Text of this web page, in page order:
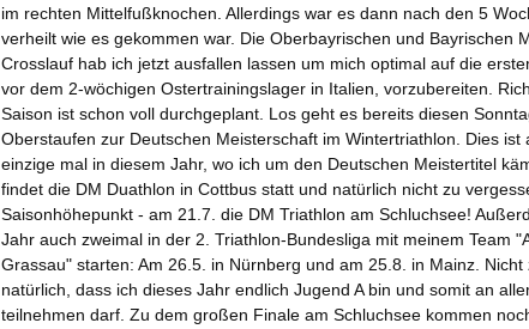
im rechten Mittelfußknochen. Allerdings war es dann nach den 5
verheilt wie es gekommen war. Die Oberbayrischen und Bayrischen
Crosslauf hab ich jetzt ausfallen lassen um mich optimal auf die
vor dem 2-wöchigen Ostertrainingslager in Italien, vorzubereiten.
Saison ist schon voll durchgeplant. Los geht es bereits diesen
Oberstaufen zur Deutschen Meisterschaft im Wintertriathlon. Dies ist
einzige mal in diesem Jahr, wo ich um den Deutschen Meistertitel
findet die DM Duathlon in Cottbus statt und natürlich nicht zu
Saisonhöhepunkt - am 21.7. die DM Triathlon am Schluchsee!
Jahr auch zweimal in der 2. Triathlon-Bundesliga mit meinem Team
Grassau" starten: Am 26.5. in Nürnberg und am 25.8. in Mainz. Nicht
natürlich, dass ich dieses Jahr endlich Jugend A bin und somit an
teilnehmen darf. Zu dem großen Finale am Schluchsee kommen